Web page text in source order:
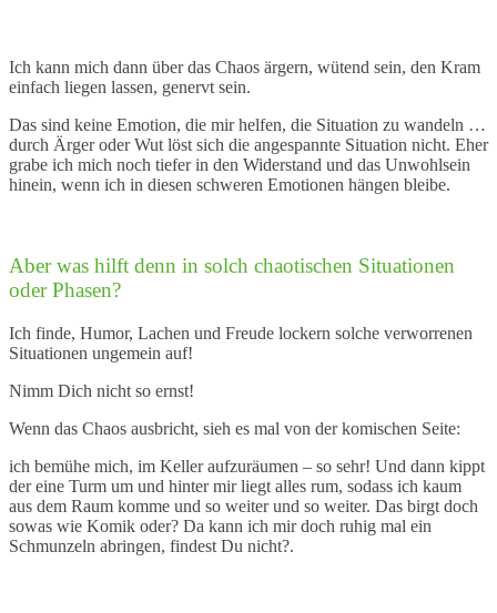
Ich kann mich dann über das Chaos ärgern, wütend sein, den Kram
einfach liegen lassen, genervt sein.
Das sind keine Emotion, die mir helfen, die Situation zu wandeln …
durch Ärger oder Wut löst sich die angespannte Situation nicht. Eher
grabe ich mich noch tiefer in den Widerstand und das Unwohlsein
hinein, wenn ich in diesen schweren Emotionen hängen bleibe.
Aber was hilft denn in solch chaotischen Situationen
oder Phasen?
Ich finde, Humor, Lachen und Freude lockern solche verworrenen
Situationen ungemein auf!
Nimm Dich nicht so ernst!
Wenn das Chaos ausbricht, sieh es mal von der komischen Seite:
ich bemühe mich, im Keller aufzuräumen – so sehr! Und dann kippt
der eine Turm um und hinter mir liegt alles rum, sodass ich kaum
aus dem Raum komme und so weiter und so weiter. Das birgt doch
sowas wie Komik oder? Da kann ich mir doch ruhig mal ein
Schmunzeln abringen, findest Du nicht?.